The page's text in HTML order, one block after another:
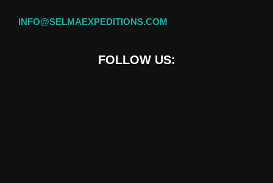
INFO@SELMAEXPEDITIONS.COM
FOLLOW US: